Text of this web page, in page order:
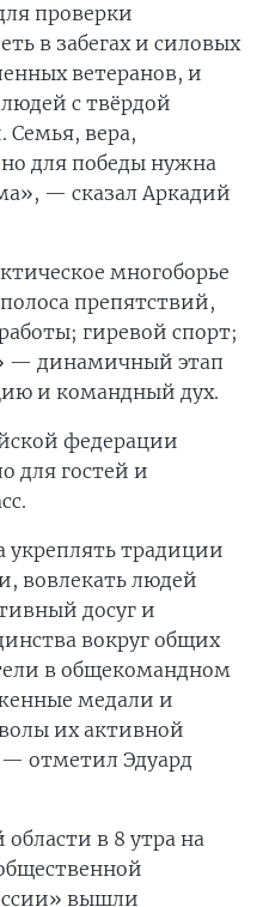
проверки
в забегах и силовых
ветеранов, и
с твёрдой
Семья, вера,
для победы нужна
— сказал Аркадий
многоборье
препятствий,
гиревой спорт;
— динамичный этап
и командный дух.
федерации
для гостей и
укреплять традиции
вовлекать людей
досуг и
вокруг общих
в общекомандном
медали и
их активной
отметил Эдуард
области в 8 утра на
вышли